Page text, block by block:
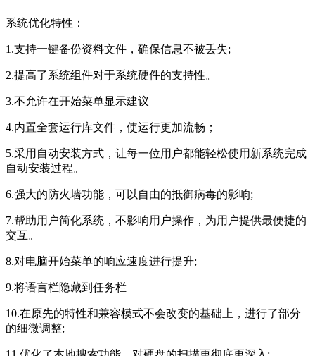
系统优化特性：
1.支持一键备份资料文件，确保信息不被丢失;
2.提高了系统组件对于系统硬件的支持性。
3.不允许在开始菜单显示建议
4.内置全套运行库文件，使运行更加流畅；
5.采用自动安装方式，让每一位用户都能轻松使用新系统完成
自动安装过程。
6.强大的防火墙功能，可以自由的抵御病毒的影响;
7.帮助用户简化系统，不影响用户操作，为用户提供最便捷的
交互。
8.对电脑开始菜单的响应速度进行提升;
9.将语言栏隐藏到任务栏
10.在原先的特性和兼容模式不会改变的基础上，进行了部分
的细微调整;